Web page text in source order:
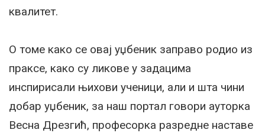
квалитет.
О томе како се овај уџбеник заправо родио из
праксе, како су ликове у задацима
инспирисали њихови ученици, али и шта чини
добар уџбеник, за наш портал говори ауторка
Весна Дрезгић, професорка разредне наставе